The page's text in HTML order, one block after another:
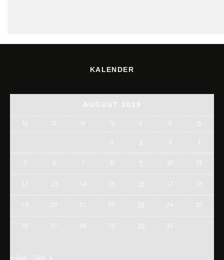
KALENDER
AUGUST 2019
M D M D F S S
1 2 3 4
5 6 7 8 9 10 11
12 13 14 15 16 17 18
19 20 21 22 23 24 25
26 27 28 29 30 31
« Juli Sep. »